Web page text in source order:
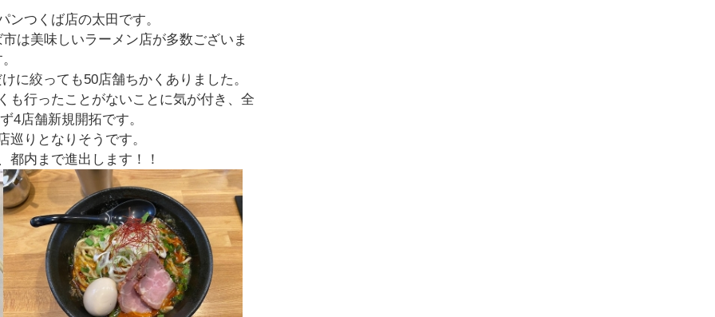
ンつくば店の太田です。
は美味しいラーメン店が多数ございま
に絞っても50店舗ちかくありました。
も行ったことがないことに気が付き、全
4店舗新規開拓です。
巡りとなりそうです。
都内まで進出します！！